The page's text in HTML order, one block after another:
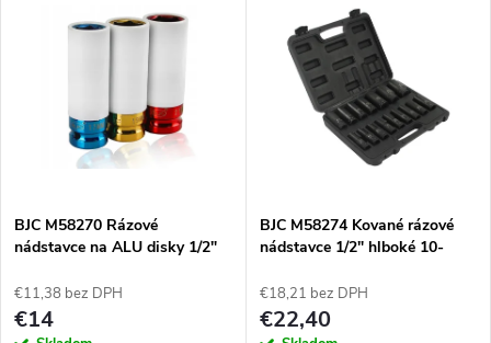
e
p
Najpredávanejšie
s
p
r
BJC M58270 Rázové
nádstavce na ALU disky 1/2"
€11,38 bez DPH
€14
BJC M58274 Kované rázové
nádstavce 1/2" hlboké 10-
€18,21 bez DPH
€22,40